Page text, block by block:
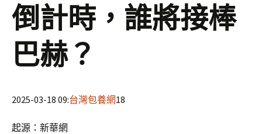
倒計時，誰將接棒
巴赫？
2025-03-18 09:台灣包養網18
起源：新華網